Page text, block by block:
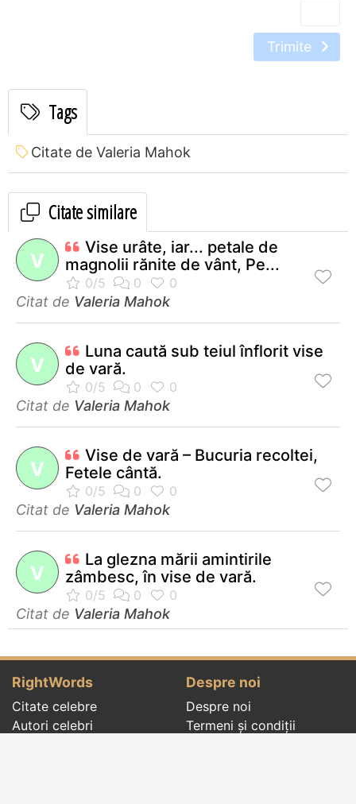
Trimite
Tags
Citate de Valeria Mahok
Citate similare
V
Vise urâte, iar... petale de
magnolii rănite de vânt, Pe...
Citat de Valeria Mahok
V
Luna caută sub teiul înflorit vise
de vară.
Citat de Valeria Mahok
V
Vise de vară – Bucuria recoltei,
Fetele cântă.
Citat de Valeria Mahok
V
La glezna mării amintirile
zâmbesc, în vise de vară.
Citat de Valeria Mahok
RightWords
Citate celebre
Autori celebri
Despre noi
Despre noi
Termeni și condiții